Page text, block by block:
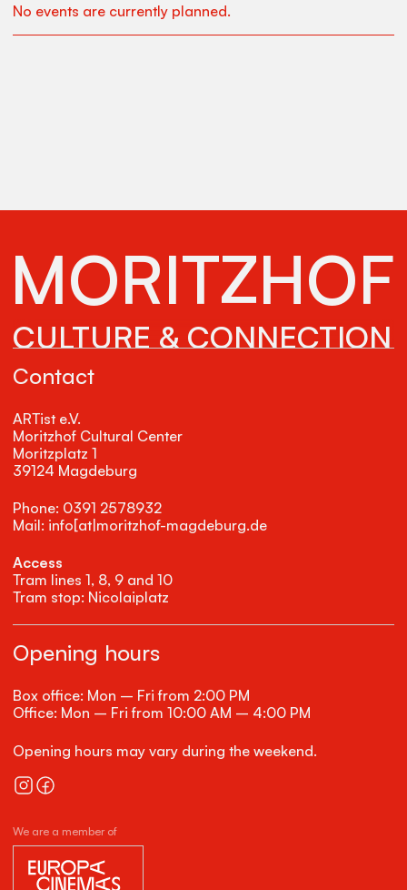
No events are currently planned.
Contact
ARTist e.V.
Moritzhof Cultural Center
Moritzplatz 1
39124 Magdeburg
Phone: 0391 2578932
Mail: info[at|moritzhof-magdeburg.de
Access
Tram lines 1, 8, 9 and 10
Tram stop: Nicolaiplatz
Opening hours
Box office: Mon – Fri from 2:00 PM
Office: Mon – Fri from 10:00 AM – 4:00 PM
Opening hours may vary during the weekend.
We are a member of
MORITZHOF
CULTURE & CONNECTION